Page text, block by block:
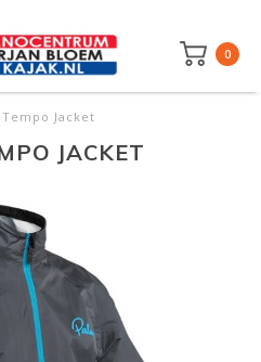
0
Tempo Jacket
JACKET